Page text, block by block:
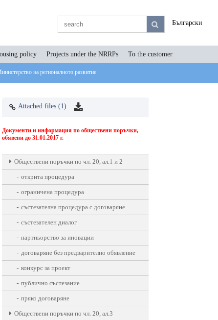
Български
policy Projects under the NRRPs To the customer
на регионалното развитие
Attached files (1)
Документи и информация по обществени поръчки,
обявени до 31.01.2017 г.
Oбществени поръчки по чл. 20, ал.1 и 2
открита процедура
ограничена процедура
състезателна процедура с договаряне
състезателен диалог
партньорство за иновации
договаряне без предварително обявление
конкурс за проект
публично състезание
пряко договаряне
Oбществени поръчки по чл. 20, ал.3